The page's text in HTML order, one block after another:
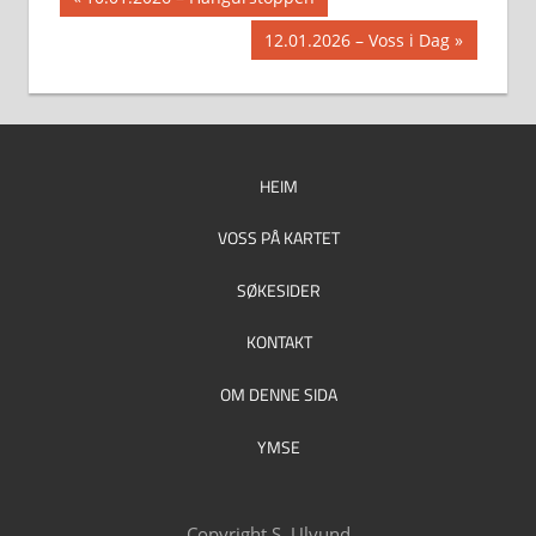
Next
Post:
12.01.2026 – Voss i Dag
HEIM
VOSS PÅ KARTET
SØKESIDER
KONTAKT
OM DENNE SIDA
YMSE